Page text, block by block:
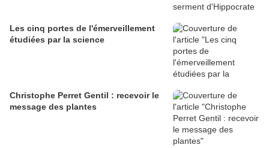
Les cinq portes de l'émerveillement
étudiées par la science
Christophe Perret Gentil : recevoir le
message des plantes